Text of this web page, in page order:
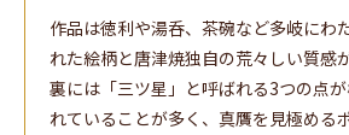
作品は徳利や湯呑、茶碗など多岐にわ
れた絵柄と唐津焼独自の荒々しい質感
裏には「三ツ星」と呼ばれる3つの点
れていることが多く、真贋を見極める